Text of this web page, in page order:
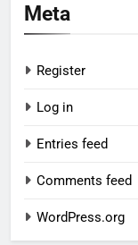
Meta
Register
Log in
Entries feed
Comments feed
WordPress.org